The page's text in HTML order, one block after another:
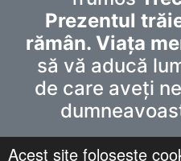
Acest site foloseste
Prezentul
rămân. Viața
să vă aducă
de care aveți